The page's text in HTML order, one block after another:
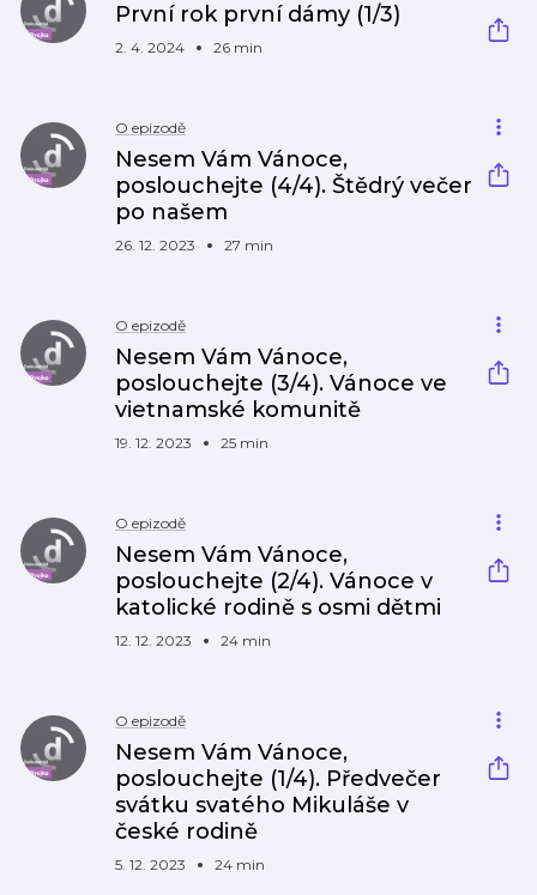
První rok první dámy (1/3)
2. 4. 2024 26 min
O epizodě
Nesem Vám Vánoce,
poslouchejte (4/4). Štědrý večer
po našem
26. 12. 2023 27 min
O epizodě
Nesem Vám Vánoce,
poslouchejte (3/4). Vánoce ve
vietnamské komunitě
19. 12. 2023 25 min
O epizodě
Nesem Vám Vánoce,
poslouchejte (2/4). Vánoce v
katolické rodině s osmi dětmi
12. 12. 2023 24 min
O epizodě
Nesem Vám Vánoce,
poslouchejte (1/4). Předvečer
svátku svatého Mikuláše v
české rodině
5. 12. 2023 24 min